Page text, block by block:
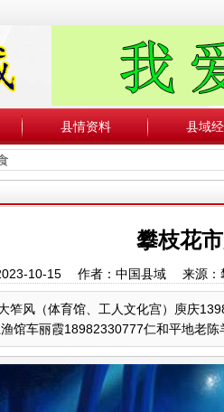
县情资料 县域
攀枝花
10-15 作者：中国县域 来源：
笮风（体育馆、工人文化宫）庾庆
馆车丽霞18982330777仁和平地老